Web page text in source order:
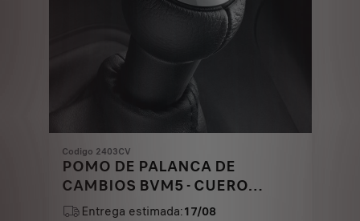
Codigo 2403CV
POMO DE PALANCA DE
CAMBIOS BVM5 - CUERO
NEGRO Y ALUMINIO
Entrega estimada:17/08